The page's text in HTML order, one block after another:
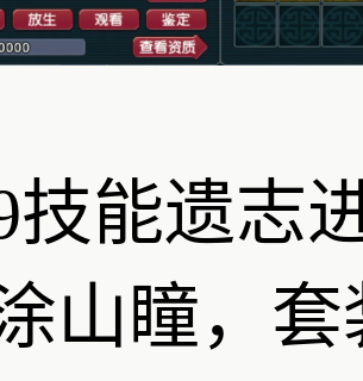
遗志
山瞳，套